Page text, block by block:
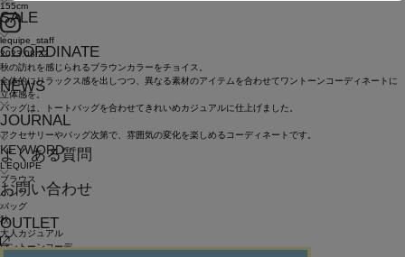
SALE
COORDINATE
NEWS
JOURNAL
よくある質問
お問い合わせ
OUTLET
155cm
lequipe_staff
2023.08.22
秋の訪れを感じられるブラウンカラーをチョイス。
全体的にリラックス感を出しつつ、異なる素材のアイテムを合わせてワントーンコーディネートに
立体感を。
バッグは、トートバッグを合わせてきれいめカジュアルに仕上げました。
アクセサリーやバッグ次第で、雰囲気の変化を楽しめるコーディネートです。
KEYWORD
L’EQUIPE
ブラウス
パンツ
バッグ
秋
大人カジュアル
ワントーンコーデ